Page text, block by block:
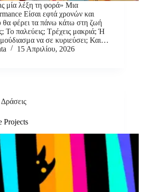
μία λέξη τη φορά» Μια
Είσαι εφτά χρονών και
θα φέρει τα πάνω κάτω στη ζωή
Το παλεύεις; Τρέχεις μακριά; Ή
να σε κυριεύσει; Και…
15 Απριλίου, 2026
Δράσεις
Projects